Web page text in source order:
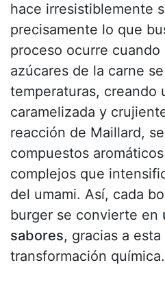
hace irresistiblemente
precisamente lo que
proceso ocurre
azúcares de la carne
temperaturas, creando
caramelizada y
reacción de Maillard,
compuestos
complejos que
del umami. Así, cada
burger se convierte en
sabores, gracias a esta
transformación química.